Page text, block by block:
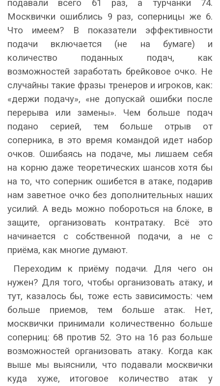
подавали всего 61 раз, а турчанки 74.
Москвички ошиблись 9 раз, соперницы же 6.
Что имеем? В показатели эффективности
подачи включается (не на бумаге) и
количество поданных подач, как
возможностей заработать брейковое очко. Не
случайны такие фразы тренеров и игроков, как:
«держи подачу», «не допускай ошибки после
перерыва или замены». Чем больше подач
подано серией, тем больше отрыв от
соперника, в это время командой идет набор
очков. Ошибаясь на подаче, мы лишаем себя
на корню даже теоретических шансов хотя бы
на то, что соперник ошибется в атаке, подарив
нам заветное очко без дополнительных наших
усилий. А ведь можно побороться на блоке, в
защите, организовать контратаку. Всё это
начинается с собственной подачи, а не с
приёма, как многие думают.
Переходим к приёму подачи. Для чего он
нужен? Для того, чтобы организовать атаку, и
тут, казалось бы, тоже есть зависимость: чем
больше приемов, тем больше атак. Нет,
москвички принимали количественно больше
соперниц: 68 против 52. Это на 16 раз больше
возможностей организовать атаку. Когда как
выше мы выяснили, что подавали москвички
куда хуже, итоговое количество атак у